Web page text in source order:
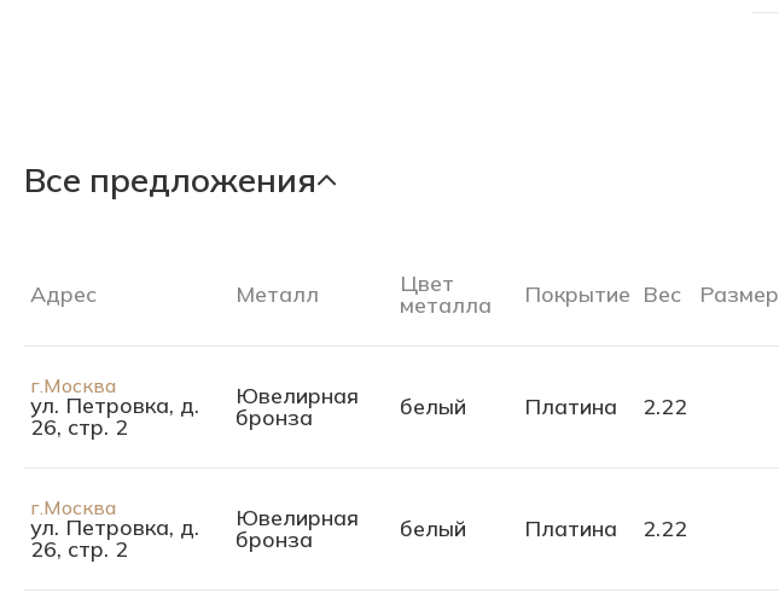
Все предложения
Адрес Металл Цвет
металла Покрытие Вес Размер
г.Москва
ул. Петровка, д.
26, стр. 2
Ювелирная
бронза белый Платина 2.22
г.Москва
ул. Петровка, д.
26, стр. 2
Ювелирная
бронза белый Платина 2.22